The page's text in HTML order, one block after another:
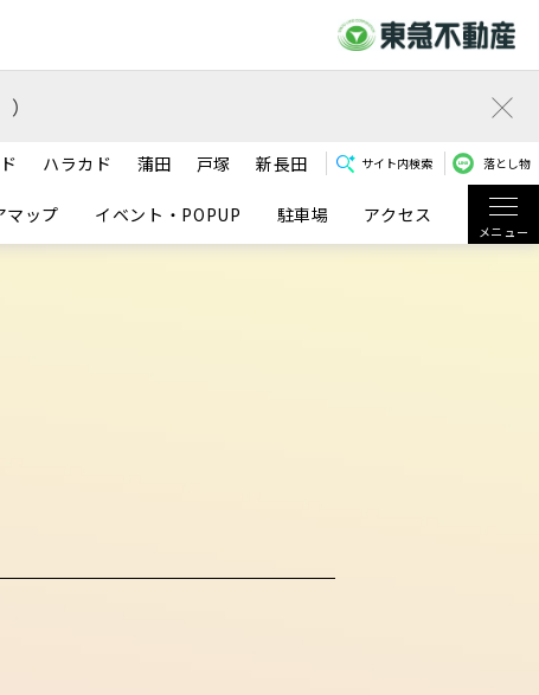
ハラカド 蒲田 戸塚 新長田 サイト内検索 落とし物
マップ イベント・POPUP 駐車場 アクセス
メニュー